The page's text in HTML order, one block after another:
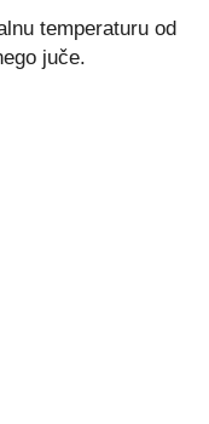
temperaturu od
juče.